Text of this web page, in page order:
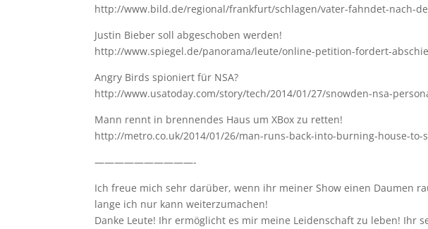
http://www.bild.de/regional/frankfurt/schlagen/vater-fahndet-nach-
Justin Bieber soll abgeschoben werden!
http://www.spiegel.de/panorama/leute/online-petition-fordert-
Angry Birds spioniert für NSA?
http://www.usatoday.com/story/tech/2014/01/27/snowden-nsa-
Mann rennt in brennendes Haus um XBox zu retten!
http://metro.co.uk/2014/01/26/man-runs-back-into-burning-house-to-
——————————-
Ich freue mich sehr darüber, wenn ihr meiner Show einen Daumen
lange ich nur kann weiterzumachen!
Danke Leute! Ihr ermöglicht es mir meine Leidenschaft zu leben! Ihr